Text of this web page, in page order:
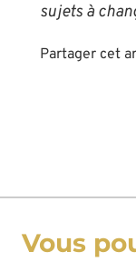
sujets à
Partager cet
Vous